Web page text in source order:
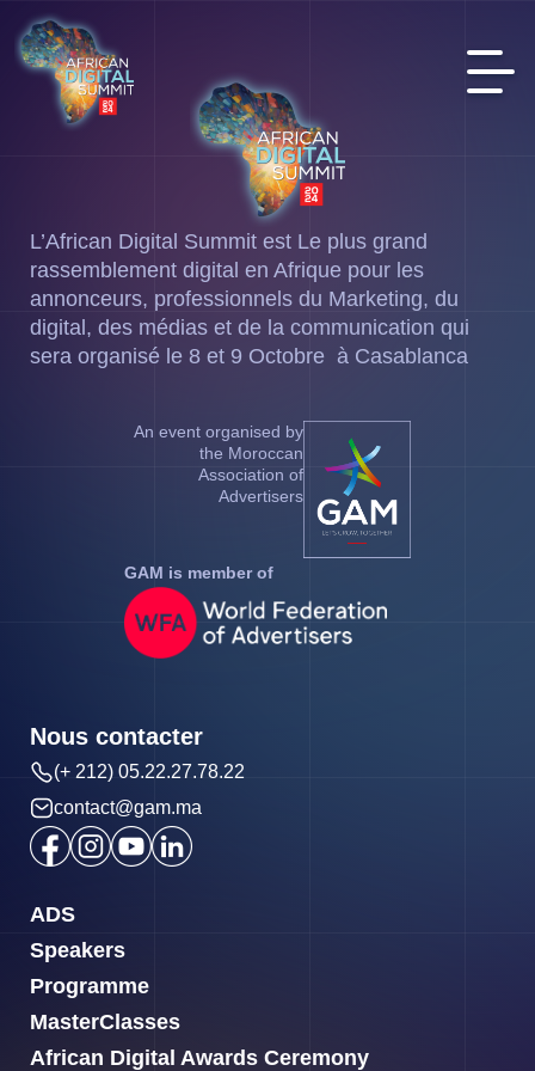
L’African Digital Summit est Le plus grand
rassemblement digital en Afrique pour les
annonceurs, professionnels du Marketing, du
digital, des médias et de la communication qui
sera organisé le 8 et 9 Octobre à Casablanca
An event organised by
the Moroccan
Association of
Advertisers
GAM is member of
ADS
Speakers
Programme
MasterClasses
African Digital Awards Ceremony
Nous contacter
(+ 212) 05.22.27.78.22
contact@gam.ma